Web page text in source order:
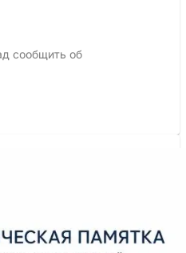
сообщить об